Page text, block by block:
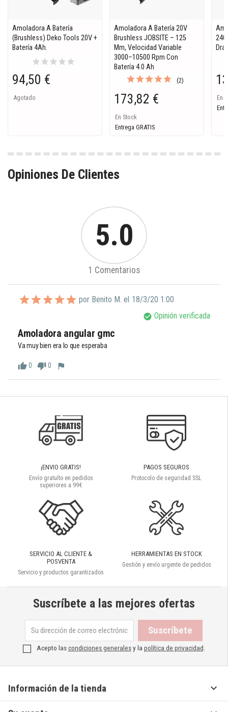
Amoladora A Batería
(Brushless) Deko Tools 20V +
Batería 4Ah.
starstarstarstarstar
94,50 €
Agotado
Amoladora A Batería 20V
Brushless JOBSITE – 125
Mm, Velocidad Variable
3000–10500 Rpm Con
Batería 4.0 Ah
(2)
173,82 €
En Stock
Entrega GRATIS
En
Opiniones De Clientes
5.0
1 Comentarios
por Benito M. el 18/3/20 1:00
check_circle Opinión verificada
Amoladora angular gmc
Va muy bien era lo que esperaba
thumb_up0 thumb_down0 flag
¡ENVIO GRATIS!
Envío gratuíto en pedidos
superiores a 99€
PAGOS SEGUROS
Protocolo de seguridad SSL
SERVICIO AL CLIENTE &
POSVENTA
Servicio y productos garantizados
HERRAMIENTAS EN STOCK
Gestión y envío urgente de pedidos
Suscríbete a las mejores ofertas
Acepto lascondiciones generalesy la política de privacidad
Información de la tienda 